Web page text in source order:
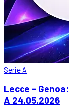
Serie A
Lecce -
A 24.05.2026